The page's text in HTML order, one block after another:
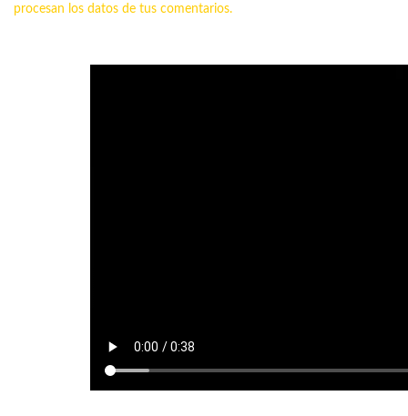
procesan los datos de tus comentarios.